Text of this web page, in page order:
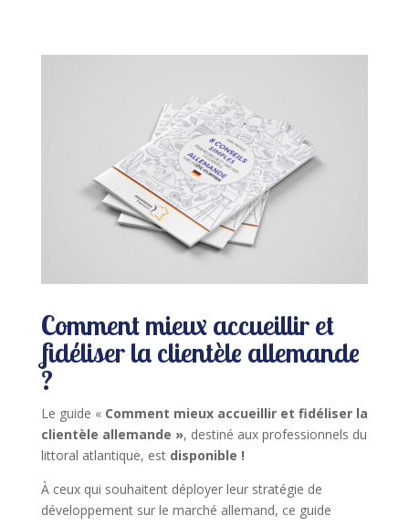
Comment mieux accueillir et
fidéliser la clientèle allemande
?
Le guide « Comment mieux accueillir et fidéliser la
clientèle allemande », destiné aux professionnels du
littoral atlantique, est disponible !
À ceux qui souhaitent déployer leur stratégie de
développement sur le marché allemand, ce guide